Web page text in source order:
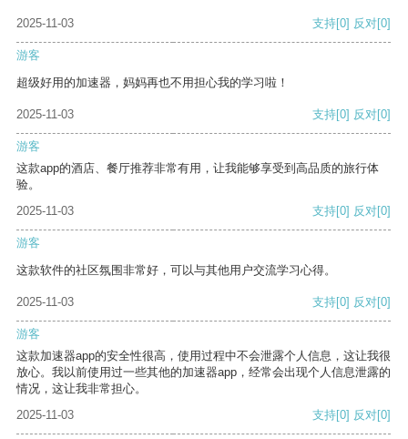
2025-11-03 支持[0] 反对[0]
游客
超级好用的加速器，妈妈再也不用担心我的学习啦！
2025-11-03 支持[0] 反对[0]
游客
这款app的酒店、餐厅推荐非常有用，让我能够享受到高品质的旅行体
验。
2025-11-03
支持[0] 反对[0]
游客
这款软件的社区氛围非常好，可以与其他用户交流学习心得。
2025-11-03 支持[0] 反对[0]
游客
这款加速器app的安全性很高，使用过程中不会泄露个人信息，这让我很
放心。我以前使用过一些其他的加速器app，经常会出现个人信息泄露的
情况，这让我非常担心。
2025-11-03
支持[0] 反对[0]